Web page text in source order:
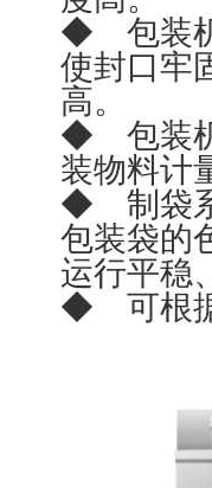
◆ 包装机
使封口牢
高。
◆ 包装机
装物料计
◆ 制袋系
包装袋的
运行平稳
◆ 可根据